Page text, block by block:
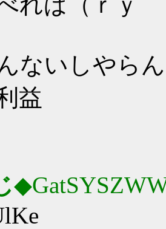
ないしやらん
益